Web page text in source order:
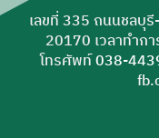
เลขที่ 335 ถนนชลบุ
20170 เวลาทำก
โทรศัพท์038-